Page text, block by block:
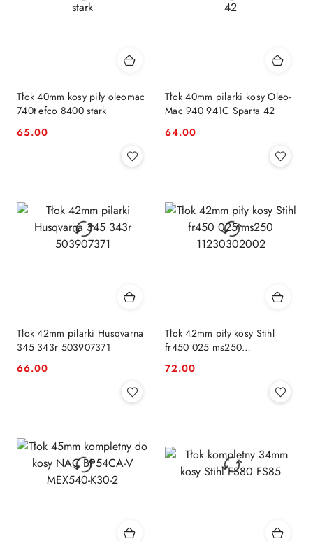
Tłok 40mm kosy piły oleomac
740t efco 8400 stark
Cena:
65.00
Tłok 40mm pilarki kosy Oleo-
Mac 940 941C Sparta 42
Cena:
64.00
Tłok 42mm pilarki Husqvarna
345 343r 503907371
Cena:
66.00
Tłok 42mm piły kosy Stihl
fr450 025 ms250
Cena:
72.00